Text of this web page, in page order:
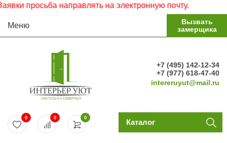
просьба направлять на электронную почту.
Меню
Вызвать
замерщика
+7 (495) 142-12-34
+7 (977) 618-47-40
intereruyut@mail.ru
0
0 0 Каталог